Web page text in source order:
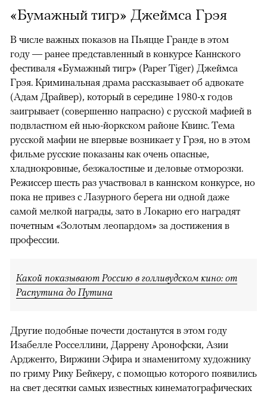
«Бумажный тигр» Джеймса Грэя
В числе важных показов на Пьяцце Гранде в этом
году — ранее представленный в конкурсе Каннского
фестиваля «Бумажный тигр» (Paper Tiger) Джеймса
Грэя. Криминальная драма рассказывает об адвокате
(Адам Драйвер), который в середине 1980-х годов
заигрывает (совершенно напрасно) с русской мафией в
подвластном ей нью-йоркском районе Квинс. Тема
русской мафии не впервые возникает у Грэя, но в этом
фильме русские показаны как очень опасные,
хладнокровные, безжалостные и деловые отморозки.
Режиссер шесть раз участвовал в каннском конкурсе, но
пока не привез с Лазурного берега ни одной даже
самой мелкой награды, зато в Локарно его наградят
почетным «Золотым леопардом» за достижения в
профессии.
Какой показывают Россию в голливудском кино: от
Распутина до Путина
Другие подобные почести достанутся в этом году
Изабелле Росселлини, Даррену Аронофски, Азии
Ардженто, Виржини Эфира и знаменитому художнику
по гриму Рику Бейкеру, с помощью которого появились
на свет десятки самых известных кинематографических